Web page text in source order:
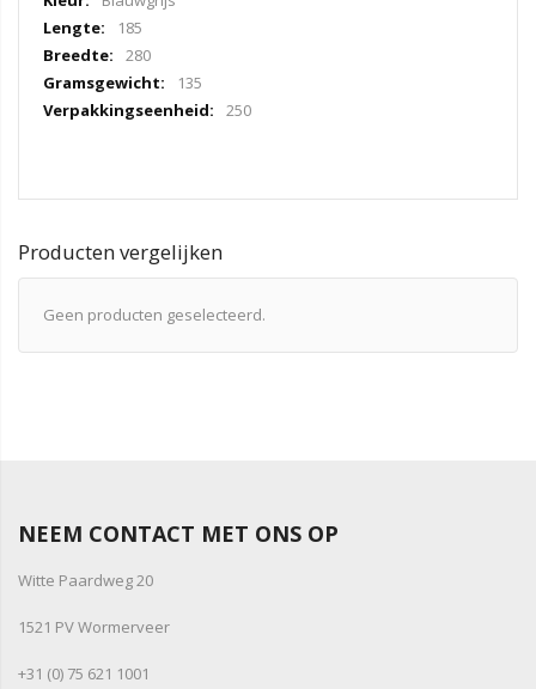
185
280
135
250
Producten vergelijken
Geen producten geselecteerd.
NEEM CONTACT MET ONS OP
Witte Paardweg 20
1521 PV Wormerveer
+31 (0) 75 621 1001